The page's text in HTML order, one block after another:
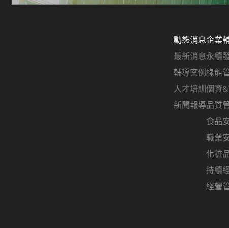
動態消息
最新消息
輔導案例
人才培訓
新聞報導
企業
永續
綠能
個資
品質
食品
職業
化粧
持續
經營